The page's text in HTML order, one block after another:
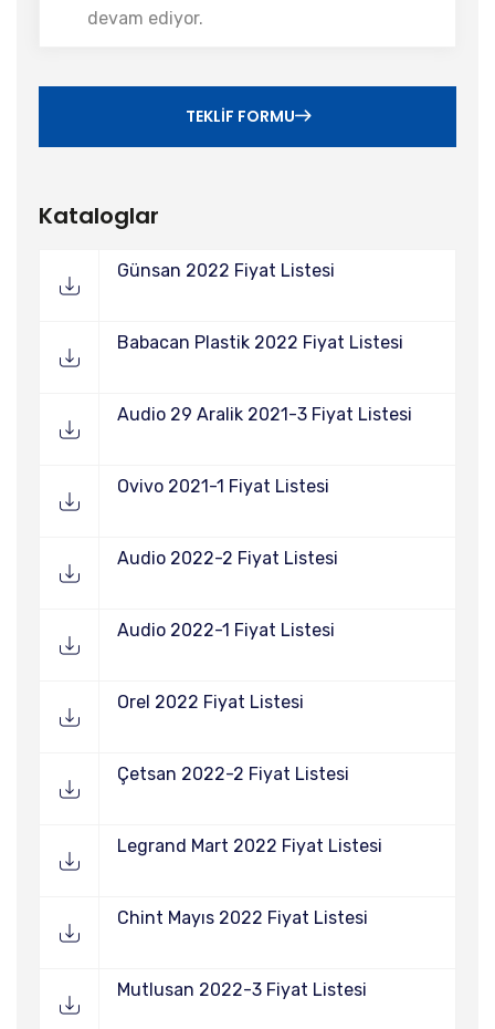
devam ediyor.
TEKLIF FORMU
Kataloglar
Günsan 2022 Fiyat Listesi
Babacan Plastik 2022 Fiyat Listesi
Audio 29 Aralik 2021-3 Fiyat Listesi
Ovivo 2021-1 Fiyat Listesi
Audio 2022-2 Fiyat Listesi
Audio 2022-1 Fiyat Listesi
Orel 2022 Fiyat Listesi
Çetsan 2022-2 Fiyat Listesi
Legrand Mart 2022 Fiyat Listesi
Chint Mayıs 2022 Fiyat Listesi
Mutlusan 2022-3 Fiyat Listesi